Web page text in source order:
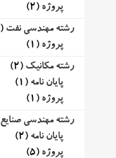
پروژه (2)
رشته مهندسی نفت (1)
پروژه (1)
رشته مکانیک (2)
پایان نامه (1)
پروژه (1)
رشته مهندسی صنایع
پایان نامه (2)
پروژه (5)